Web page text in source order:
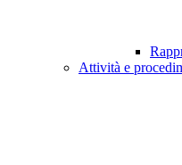
Attività e